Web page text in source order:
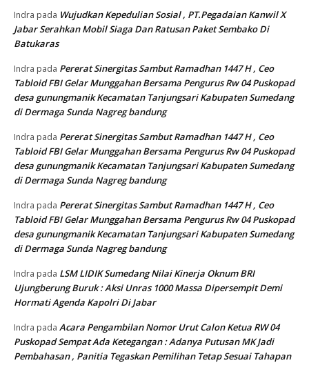
Indra pada Wujudkan Kepedulian Sosial , PT.Pegadaian Kanwil X
Jabar Serahkan Mobil Siaga Dan Ratusan Paket Sembako Di
Batukaras
Indra pada Pererat Sinergitas Sambut Ramadhan 1447 H , Ceo
Tabloid FBI Gelar Munggahan Bersama Pengurus Rw 04 Puskopad
desa gunungmanik Kecamatan Tanjungsari Kabupaten Sumedang
di Dermaga Sunda Nagreg bandung
Indra pada Pererat Sinergitas Sambut Ramadhan 1447 H , Ceo
Tabloid FBI Gelar Munggahan Bersama Pengurus Rw 04 Puskopad
desa gunungmanik Kecamatan Tanjungsari Kabupaten Sumedang
di Dermaga Sunda Nagreg bandung
Indra pada Pererat Sinergitas Sambut Ramadhan 1447 H , Ceo
Tabloid FBI Gelar Munggahan Bersama Pengurus Rw 04 Puskopad
desa gunungmanik Kecamatan Tanjungsari Kabupaten Sumedang
di Dermaga Sunda Nagreg bandung
Indra pada LSM LIDIK Sumedang Nilai Kinerja Oknum BRI
Ujungberung Buruk : Aksi Unras 1000 Massa Dipersempit Demi
Hormati Agenda Kapolri Di Jabar
Indra pada Acara Pengambilan Nomor Urut Calon Ketua RW 04
Puskopad Sempat Ada Ketegangan : Adanya Putusan MK Jadi
Pembahasan , Panitia Tegaskan Pemilihan Tetap Sesuai Tahapan